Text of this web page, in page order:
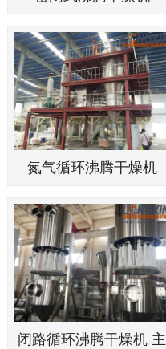
氮气循环沸腾干燥机
闭路循环沸腾干燥机 主